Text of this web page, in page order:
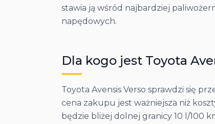
stawia ją wśród najbardziej
napędowych.
Dla kogo jest Toyota
Toyota Avensis Verso sprawdzi się
cena zakupu jest ważniejsza niż
będzie bliżej dolnej granicy 10 l/100